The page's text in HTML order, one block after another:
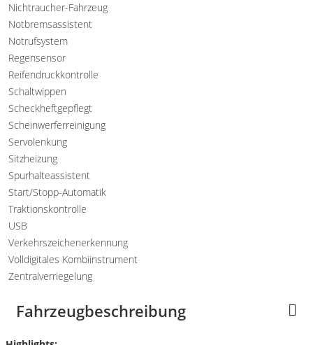
Nichtraucher-Fahrzeug
Notbremsassistent
Notrufsystem
Regensensor
Reifendruckkontrolle
Schaltwippen
Scheckheftgepflegt
Scheinwerferreinigung
Servolenkung
Sitzheizung
Spurhalteassistent
Start/Stopp-Automatik
Traktionskontrolle
USB
Verkehrszeichenerkennung
Volldigitales Kombiinstrument
Zentralverriegelung
Fahrzeugbeschreibung